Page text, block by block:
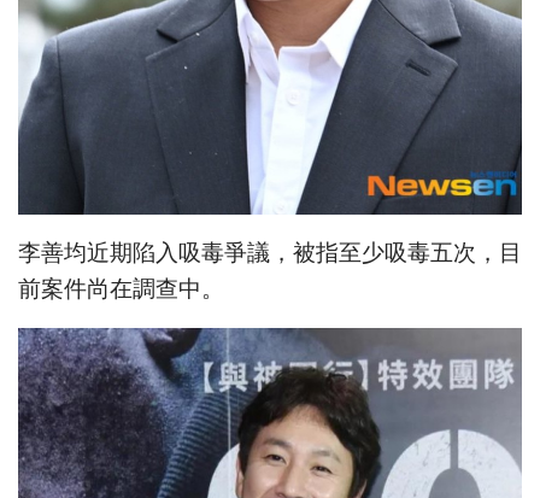
李善均近期陷入吸毒爭議，被指至少吸毒五次，目
前案件尚在調查中。